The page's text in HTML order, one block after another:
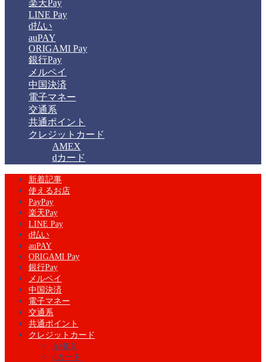
楽天Pay
LINE Pay
d払い
auPAY
ORIGAMI Pay
銀行Pay
メルペイ
中国決済
電子マネー
交通系
共通ポイント
クレジットカード
AMEX
dカード
新着記事
使えるお店
PayPay
楽天Pay
LINE Pay
d払い
auPAY
ORIGAMI Pay
銀行Pay
メルペイ
中国決済
電子マネー
交通系
共通ポイント
クレジットカード
AMEX
dカード